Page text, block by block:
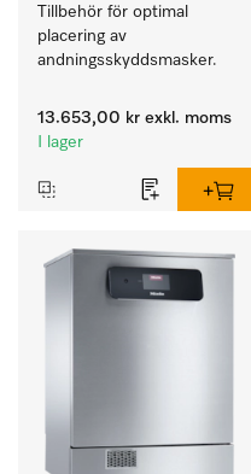
Tillbehör för optimal
placering av
andningsskyddsmasker.
13.653,00 kr exkl. moms
I lager